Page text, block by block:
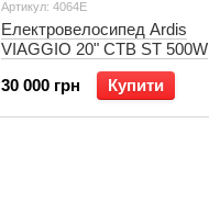
Артикул: 4064Е
Електровелосипед Ardis
VIAGGIO 20" CTB ST 500W
30 000 грн
Купити